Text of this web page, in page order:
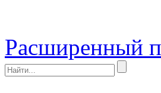
Расширенный